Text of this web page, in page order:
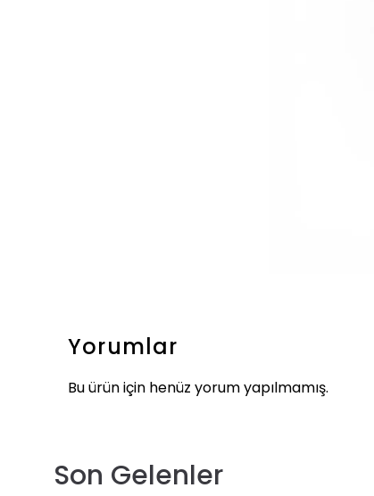
Yorumlar
Bu ürün için henüz yorum yapılmamış.
Son Gelenler